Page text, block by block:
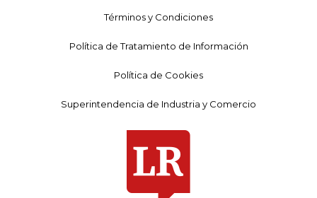
Términos y Condiciones
Política de Tratamiento de Información
Política de Cookies
Superintendencia de Industria y Comercio